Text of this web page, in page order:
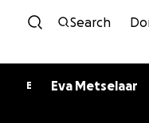
Search
E Eva Metselaar